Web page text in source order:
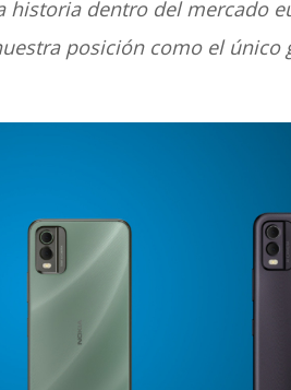
historia dentro del mercado
posición como el único